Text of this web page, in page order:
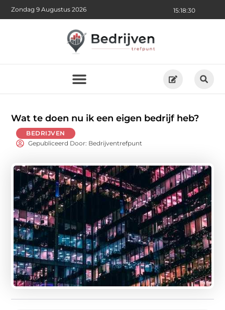
15:18:32
Zondag 9 Augustus 2026
Wat te doen nu ik een eigen bedrijf heb?
BEDRIJVEN
Gepubliceerd Door: Bedrijventrefpunt